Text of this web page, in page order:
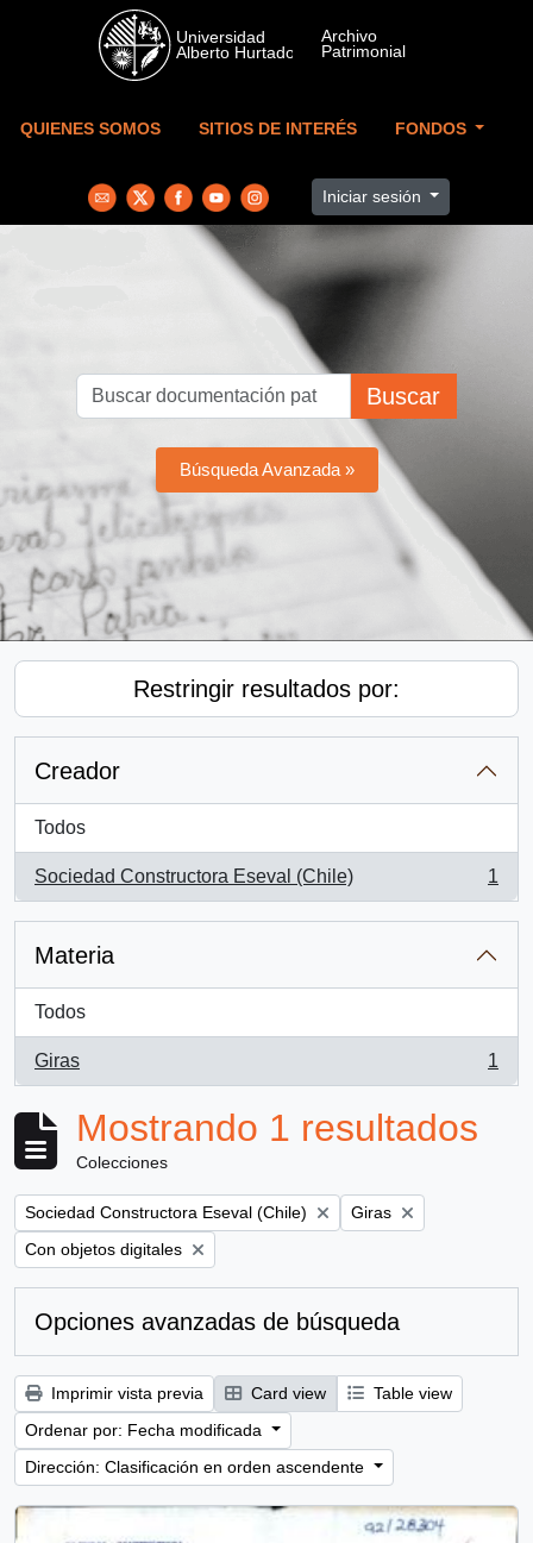
Skip to main content
QUIENES SOMOS SITIOS DE INTERÉS FONDOS
Iniciar sesión
Buscar
Búsqueda Avanzada »
Restringir resultados por:
Creador
Todos
Sociedad Constructora Eseval (Chile)
, 1 resultados
1
Materia
Todos
Giras
, 1 resultados
1
Mostrando 1 resultados
Colecciones
Remove filter:
Sociedad Constructora Eseval (Chile) Remove filter:
Giras
Remove filter:
Con objetos digitales
Opciones avanzadas de búsqueda
Imprimir vista previa Card view
Table view
Ordenar por: Fecha modificada
Dirección: Clasificación en orden ascendente